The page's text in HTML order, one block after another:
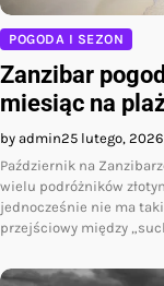
POGODA I SEZON
Zanzibar
miesiąc na
by admin25 lutego, 2026
Październik na
wielu podróżników
jednocześnie nie ma
przejściowy między